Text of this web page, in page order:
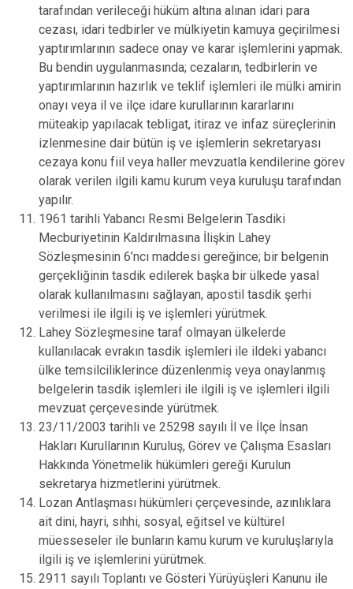
tarafından verileceği hüküm altına alınan idari para
cezası, idari tedbirler ve mülkiyetin kamuya geçirilmesi
yaptırımlarının sadece onay ve karar işlemlerini yapmak.
Bu bendin uygulanmasında; cezaların, tedbirlerin ve
yaptırımlarının hazırlık ve teklif işlemleri ile mülki amirin
onayı veya il ve ilçe idare kurullarının kararlarını
müteakip yapılacak tebligat, itiraz ve infaz süreçlerinin
izlenmesine dair bütün iş ve işlemlerin sekretaryası
cezaya konu fiil veya haller mevzuatla kendilerine görev
olarak verilen ilgili kamu kurum veya kuruluşu tarafından
yapılır.
1961 tarihli Yabancı Resmi Belgelerin Tasdiki
Mecburiyetinin Kaldırılmasına İlişkin Lahey
Sözleşmesinin 6’ncı maddesi gereğince; bir belgenin
gerçekliğinin tasdik edilerek başka bir ülkede yasal
olarak kullanılmasını sağlayan, apostil tasdik şerhi
verilmesi ile ilgili iş ve işlemleri yürütmek.
Lahey Sözleşmesine taraf olmayan ülkelerde
kullanılacak evrakın tasdik işlemleri ile ildeki yabancı
ülke temsilciliklerince düzenlenmiş veya onaylanmış
belgelerin tasdik işlemleri ile ilgili iş ve işlemleri ilgili
mevzuat çerçevesinde yürütmek.
23/11/2003 tarihli ve 25298 sayılı İl ve İlçe İnsan
Hakları Kurullarının Kuruluş, Görev ve Çalışma Esasları
Hakkında Yönetmelik hükümleri gereği Kurulun
sekretarya hizmetlerini yürütmek.
Lozan Antlaşması hükümleri çerçevesinde, azınlıklara
ait dini, hayri, sıhhi, sosyal, eğitsel ve kültürel
müesseseler ile bunların kamu kurum ve kuruluşlarıyla
ilgili iş ve işlemlerini yürütmek.
2911 sayılı Toplantı ve Gösteri Yürüyüşleri Kanunu ile